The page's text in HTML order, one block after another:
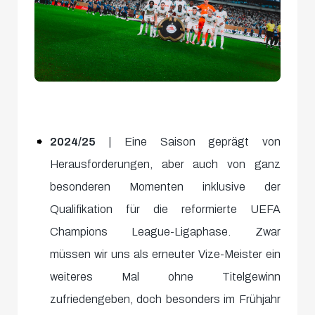
2024/25 | Eine Saison geprägt von
Herausforderungen, aber auch von ganz
besonderen Momenten inklusive der
Qualifikation für die reformierte UEFA
Champions League-Ligaphase. Zwar
müssen wir uns als erneuter Vize-Meister ein
weiteres Mal ohne Titelgewinn
zufriedengeben, doch besonders im Frühjahr